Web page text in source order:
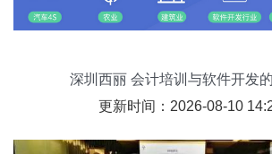
深圳西丽 会计培训与软件开发
更新时间：2026-08-10